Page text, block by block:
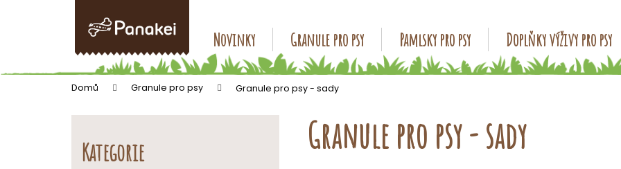
Novinky Granule pro psy Pamlsky pro psy Doplňky výživy pro psy
Domů Granule pro psy Granule pro psy - sady
kategorie
Kategorie Granule pro psy - sady
k
obchodu
obchodu
Co potřebujete najít?
HLEDAT